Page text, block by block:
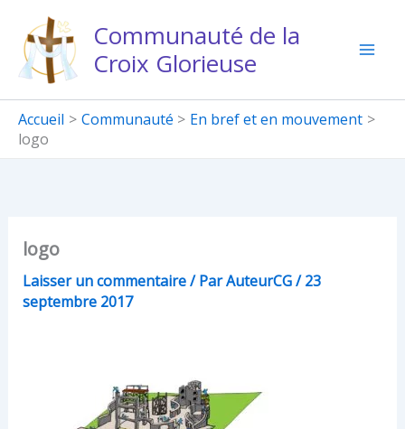
contenu
Communauté de la
Croix Glorieuse
Accueil Communauté
En bref et en mouvement
logo
logo
Laisser un commentaire/ ParAuteurCG/23
septembre 2017